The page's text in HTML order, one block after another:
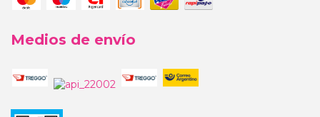
Medios de envío